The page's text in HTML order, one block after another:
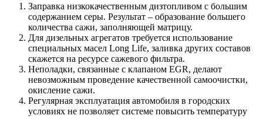
Заправка низкокачественным дизтопливом с большим
содержанием серы. Результат – образование большего
количества сажи, заполняющей матрицу.
Для дизельных агрегатов требуется использование
специальных масел Long Life, заливка других составов
скажется на ресурсе сажевого фильтра.
Неполадки, связанные с клапаном EGR, делают
невозможным проведение качественной самоочистки,
окисление сажи.
Регулярная эксплуатация автомобиля в городских
условиях не позволяет системе повысить температуру